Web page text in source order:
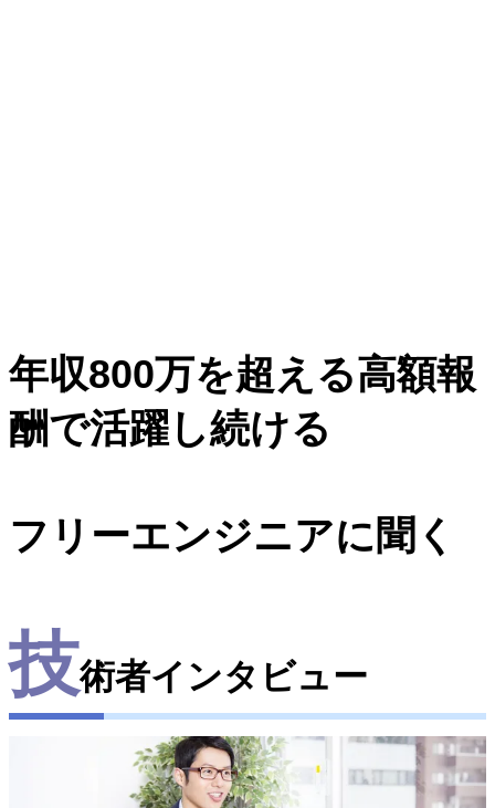
年収800万を超える高額報
酬で活躍し続ける
フリーエンジニアに聞く
技術者インタビュー